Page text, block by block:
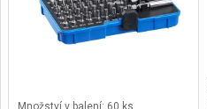
Množství v balení: 60 ks